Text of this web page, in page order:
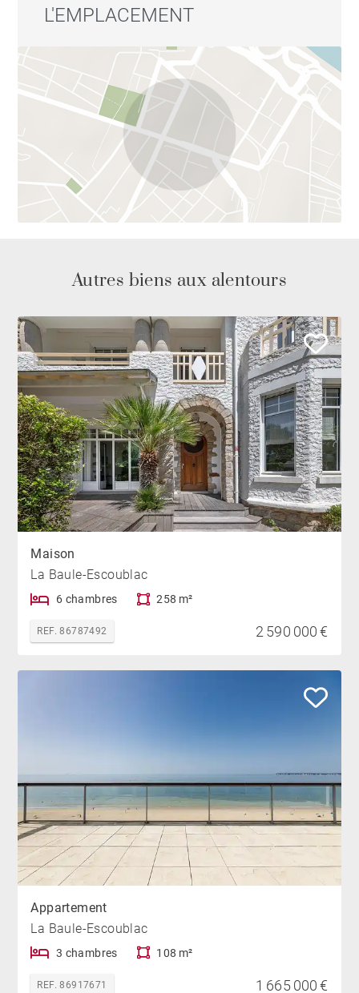
L'EMPLACEMENT
Autres biens aux alentours
Maison
La Baule-Escoublac
6 chambres 258 m²
REF. 86787492 2 590 000 €
Appartement
La Baule-Escoublac
3 chambres 108 m²
REF. 86917671 1 665 000 €